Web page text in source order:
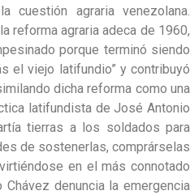
agraria venezolana.
reforma agraria adeca de 1960,
porque terminó siendo
el viejo latifundio” y contribuyó
dicha reforma como una
latifundista de José Antonio
tierras a los soldados para
de sostenerlas, comprárselas
en el más connotado
denuncia la emergencia